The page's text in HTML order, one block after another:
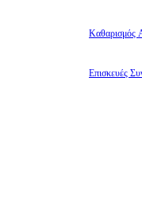
Καθαρισμός
Επισκευές